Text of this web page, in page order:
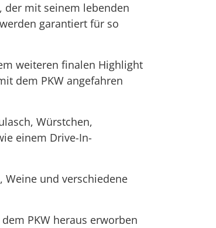
der mit seinem lebenden
garantiert für so
weiteren finalen Highlight
dem PKW angefahren
Würstchen,
einem Drive-In-
Weine und verschiedene
PKW heraus erworben